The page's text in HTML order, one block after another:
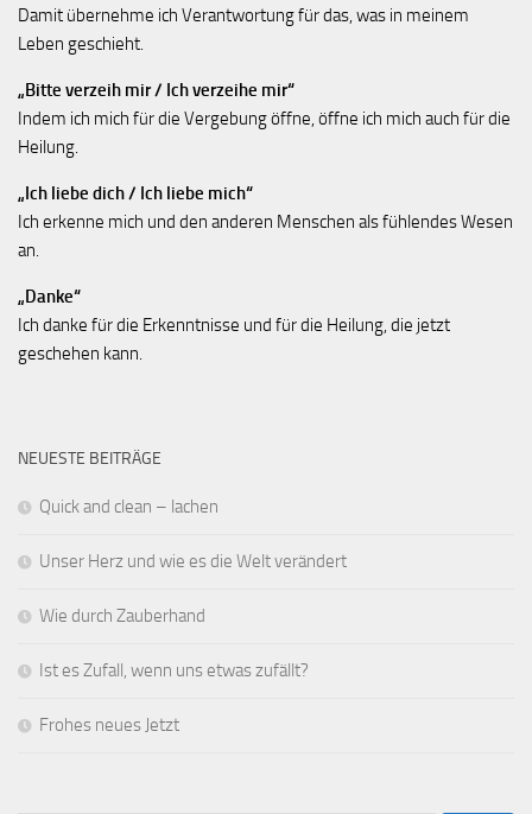
Damit übernehme ich Verantwortung für das, was in meinem
Leben geschieht.
„Bitte verzeih mir / Ich verzeihe mir“
Indem ich mich für die Vergebung öffne, öffne ich mich auch für die
Heilung.
„Ich liebe dich / Ich liebe mich“
Ich erkenne mich und den anderen Menschen als fühlendes Wesen
an.
„Danke“
Ich danke für die Erkenntnisse und für die Heilung, die jetzt
geschehen kann.
NEUESTE BEITRÄGE
Quick and clean – lachen
Unser Herz und wie es die Welt verändert
Wie durch Zauberhand
Ist es Zufall, wenn uns etwas zufällt?
Frohes neues Jetzt